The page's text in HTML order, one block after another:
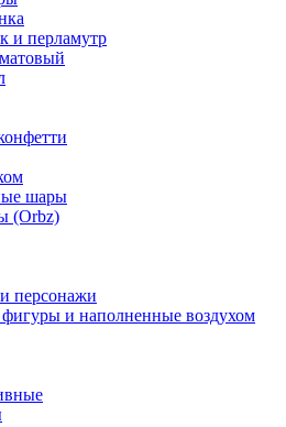
и перламутр
шары
(Orbz)
персонажи
и наполненные воздухом